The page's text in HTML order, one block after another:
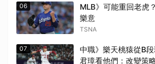
06
MLB》可能重回老虎
樂意
TSNA
07
中職》樂天桃猿從B
君璋看他們：改變策